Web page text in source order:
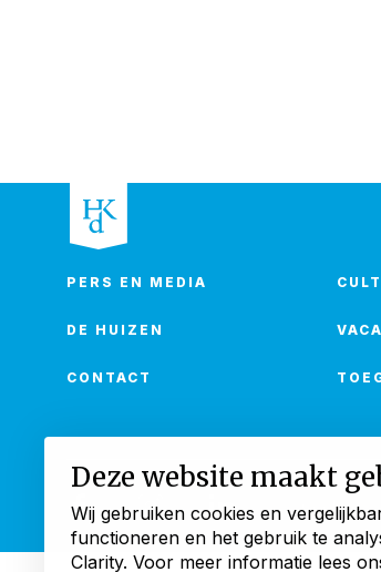
Deze website maakt
Wij gebruiken cookies en
functioneren en het gebruik te
Clarity. Voor meer informatie lees
PERS EN MEDIA
DE HUIZEN
CONTACT
Cookies